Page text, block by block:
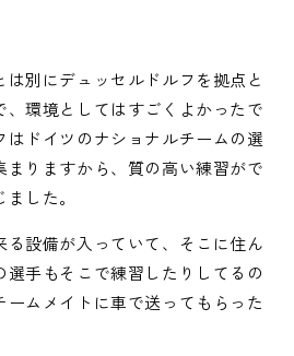
別にデュッセルドルフを拠点と
、環境としてはすごくよかったで
はドイツのナショナルチームの選
りますから、質の高い練習がで
した。
設備が入っていて、そこに住ん
手もそこで練習したりしてるの
ムメイトに車で送ってもらった